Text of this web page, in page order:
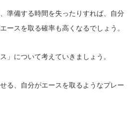
準備する時間を失ったりすれば、自分
ースを取る確率も高くなるでしょう。
」について考えていきましょう。
る、自分がエースを取るようなプレー